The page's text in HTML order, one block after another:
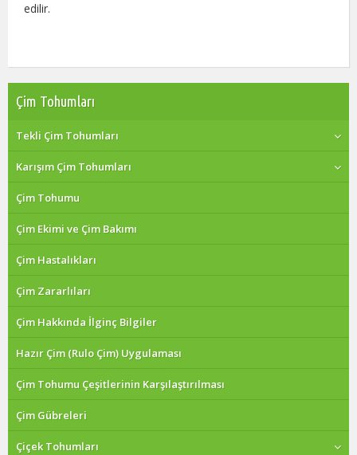
edilir.
Çim Tohumları
Tekli Çim Tohumları
Karışım Çim Tohumları
Çim Tohumu
Çim Ekimi ve Çim Bakımı
Çim Hastalıkları
Çim Zararlıları
Çim Hakkında İlginç Bilgiler
Hazır Çim (Rulo Çim) Uygulaması
Çim Tohumu Çeşitlerinin Karşılaştırılması
Çim Gübreleri
Çiçek Tohumları